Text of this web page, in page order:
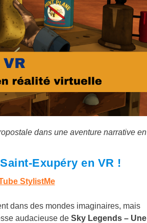
dans une aventure narrative en
Exupéry en VR !
StylistMe
dans des mondes imaginaires, mais
audacieuse de Sky Legends – Une